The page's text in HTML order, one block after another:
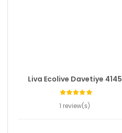
Liva Ecolive Davetiye 4145
1 review(s)